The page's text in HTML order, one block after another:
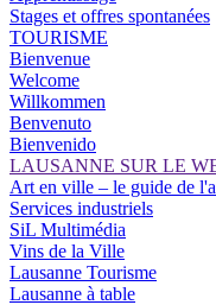
Stages et offres spontanées
TOURISME
Bienvenue
Welcome
Willkommen
Benvenuto
Bienvenido
LAUSANNE SUR LE
Art en ville – le guide de
Services industriels
SiL Multimédia
Vins de la Ville
Lausanne Tourisme
Lausanne à table